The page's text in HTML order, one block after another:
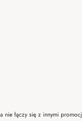
łączy się z innymi